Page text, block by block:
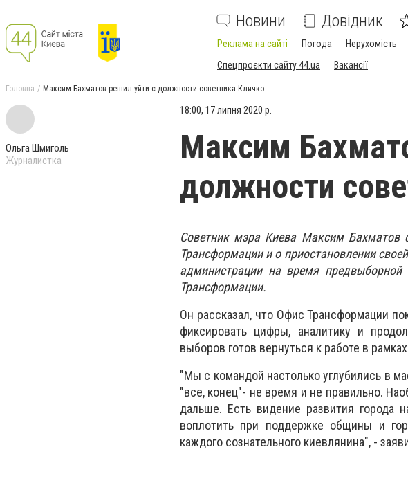
Новини Довідник
Реклама на сайті Погода Нерухомість
Спецпроєкти сайту 44.ua
Вакансії
Головна Максим Бахматов решил уйти с должности советника Кличко
Ольга Шмиголь
Журналистка
18:00, 17 липня 2020 р.
Максим
должности
Советник мэра Киева Максим Бахматов
Трансформации и о приостановлении
администрации на время
Трансформации.
Он рассказал, что Офис Трансформации
фиксировать цифры, аналитику и
выборов готов вернуться к работе в
"Мы с командой настолько углубились в
"все, конец"- не время и не правильно.
дальше. Есть видение развития
воплотить при поддержке общины и
каждого сознательного киевлянина", -